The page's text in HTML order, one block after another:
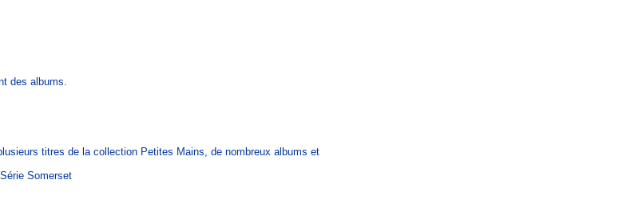
des albums.
titres de la collection Petites Mains, de nombreux albums et
Somerset